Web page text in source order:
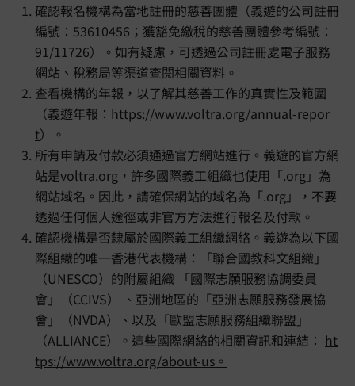
確認報名機構為當地註冊的慈善團體（義遊的公司註冊
編號：53610456；獲豁免繳稅的慈善團體參考編號：
91/11726）。如有疑慮，可透過公司註冊處電子服務
網站、稅務局等渠道查閱相關資料。
查看機構的年報，以了解其慈善工作的真實性及範圍
（義遊年報： https://www.voltra.org/annual-repor
t）。
所有申請及付款必須通過官方網站進行。義遊的官方網
站是voltra.org，許多國際義工組織也使用「.org」為
網站域名。因此，請確保網站的域名為「.org」，不要
透過任何個人途徑或非官方方法進行報名及付款。
確認機構是否隸屬於國際義工組織網絡。義遊為以下國
際組織的唯一香港代表機構：「聯合國教科文組織」
（UNESCO）的附屬組織 「國際志願服務協調委員
會」（CCIVS） 、亞洲地區的「亞洲志願服務發展協
會」（NVDA）、以及「歐盟志願服務組織聯盟」
（ALLIANCE）。這些國際網絡的相關資訊和連結： ht
tps://www.voltra.org/about-us。